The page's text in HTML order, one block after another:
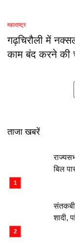
महाराष्ट्र
गढ़चिरौली में
काम बंद करने की
ताजा खबरें
बिल
शादी,